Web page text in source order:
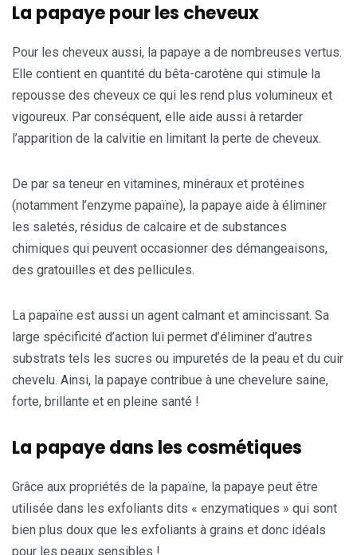
La papaye pour les cheveux
Pour les cheveux aussi, la papaye a de nombreuses vertus.
Elle contient en quantité du bêta-carotène qui stimule la
repousse des cheveux ce qui les rend plus volumineux et
vigoureux. Par conséquent, elle aide aussi à retarder
l’apparition de la calvitie en limitant la perte de cheveux.
De par sa teneur en vitamines, minéraux et protéines
(notamment l’enzyme papaïne), la papaye aide à éliminer
les saletés, résidus de calcaire et de substances
chimiques qui peuvent occasionner des démangeaisons,
des gratouilles et des pellicules.
La papaïne est aussi un agent calmant et amincissant. Sa
large spécificité d’action lui permet d’éliminer d’autres
substrats tels les sucres ou impuretés de la peau et du cuir
chevelu. Ainsi, la papaye contribue à une chevelure saine,
forte, brillante et en pleine santé !
La papaye dans les cosmétiques
Grâce aux propriétés de la papaïne, la papaye peut être
utilisée dans les exfoliants dits « enzymatiques » qui sont
bien plus doux que les exfoliants à grains et donc idéals
pour les peaux sensibles !